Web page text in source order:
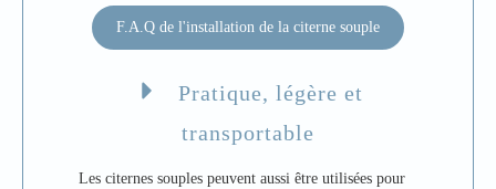
F.A.Q de l'installation de la citerne souple
Pratique, légère et
transportable
Les citernes souples peuvent aussi être utilisées pour